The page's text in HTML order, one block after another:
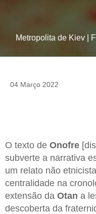
Metropolita de Kiev |
04 Março 2022
O texto de Onofre
subverte a narrativa
um relato não
centralidade na
extensão da Otan a
descoberta da